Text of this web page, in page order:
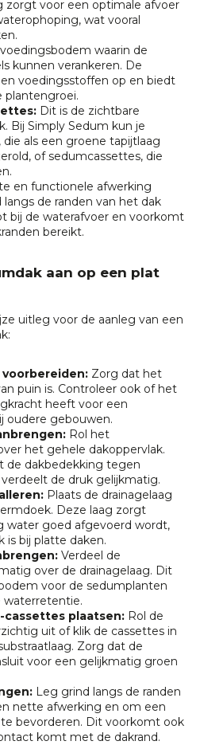
zorgt voor een optimale afvoer
wat vooral
waarin de
kunnen verankeren. De
voedingsstoffen op en biedt
plantengroei.
Dit is de zichtbare
Bij Simply Sedum kun je
als een groene tapijtlaag
of sedumcassettes, die
en functionele afwerking
de randen van het dak
bij de waterafvoer en voorkomt
bereikt.
aan op een plat
uitleg voor de aanleg van een
Zorg dat het
puin is. Controleer ook of het
heeft voor een
oudere gebouwen.
Rol het
het gehele dakoppervlak.
de dakbedekking tegen
de druk gelijkmatig.
Plaats de drainagelaag
Deze laag zorgt
water goed afgevoerd wordt,
is bij platte daken.
Verdeel de
over de drainagelaag. Dit
voor de sedumplanten
waterretentie.
plaatsen: Rol de
uit of klik de cassettes in
Zorg dat de
voor een gelijkmatig groen
Leg grind langs de randen
nette afwerking en om een
bevorderen. Dit voorkomt ook
komt met de dakrand.